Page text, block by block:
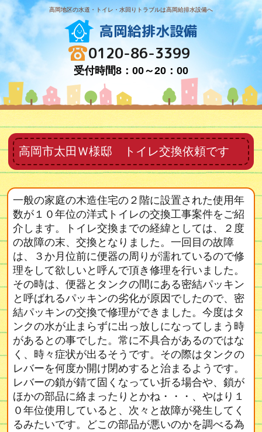
高岡地区の水道・トイレ・水回りトラブルは高岡給排水設備へ
高岡給排水設備
0120-86-3399
受付時間8：00～20：00
高岡市太田Ｗ様邸 トイレ交換依頼です
一般の家庭の木造住宅の２階に設置された使用年
数が１０年位の洋式トイレの交換工事案件をご紹
介します。トイレ交換までの経緯としては、２度
の故障の末、交換となりました。一回目の故障
は、３か月位前に便器の周りが濡れているので修
理をして欲しいと呼んで頂き修理を行いました。
その時は、便器とタンクの間にある密結パッキン
と呼ばれるパッキンの劣化が原因でしたので、密
結パッキンの交換で修理ができました。今度はタ
ンクの水が止まらずに出っ放しになってしまう時
があるとの事でした。常に不具合があるのではな
く、時々症状が出るそうです。その際はタンクの
レバーを何度か開け閉めすると治まるようです。
レバーの鎖が錆て固くなってい折る場合や、鎖が
ほかの部品に絡まったりとかね・・・、やはり１
０年位使用していると、次々と故障が発生してく
るみたいです。どこの部品が悪いのかを調べる為